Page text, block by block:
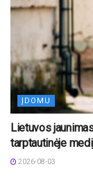
ĮDOMU
Lietuvos
tarptautinėje
2026-08-03